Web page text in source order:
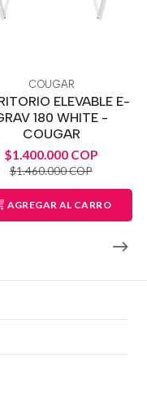
COUGAR
ELEVABLE E-
180 WHITE -
COUGAR
$1.400.000 COP
$1.460.000 COP
AGREGAR AL CARRO